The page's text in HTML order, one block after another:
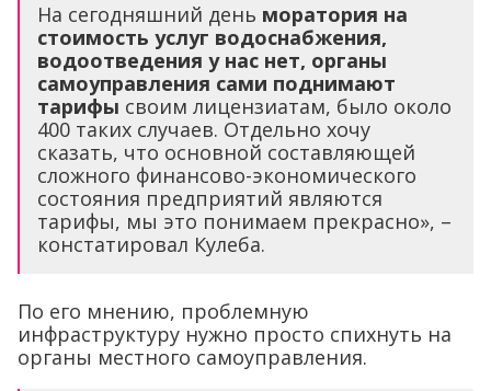
На сегодняшний день моратория на
стоимость услуг водоснабжения,
водоотведения у нас нет, органы
самоуправления сами поднимают
тарифы своим лицензиатам, было около
400 таких случаев. Отдельно хочу
сказать, что основной составляющей
сложного финансово-экономического
состояния предприятий являются
тарифы, мы это понимаем прекрасно», –
констатировал Кулеба.
По его мнению, проблемную
инфраструктуру нужно просто спихнуть на
органы местного самоуправления.